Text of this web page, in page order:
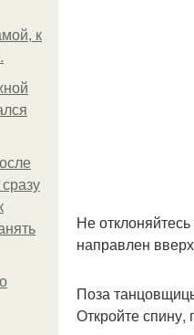
к
Не
направлен
Поза
Откройте спину,